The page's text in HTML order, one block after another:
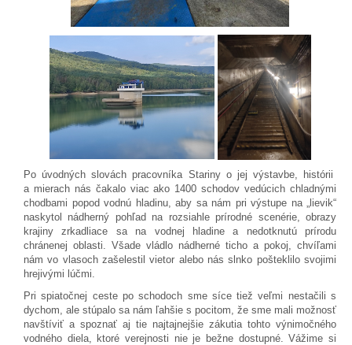
Po úvodných slovách pracovníka Stariny o jej výstavbe, histórii
a mierach nás čakalo viac ako 1400 schodov vedúcich chladnými
chodbami popod vodnú hladinu, aby sa nám pri výstupe na „lievik“
naskytol nádherný pohľad na rozsiahle prírodné scenérie, obrazy
krajiny zrkadliace sa na vodnej hladine a nedotknutú prírodu
chránenej oblasti. Všade vládlo nádherné ticho a pokoj, chvíľami
nám vo vlasoch zašelestil vietor alebo nás slnko pošteklilo svojimi
hrejivými lúčmi.
Pri spiatočnej ceste po schodoch sme síce tiež veľmi nestačili s
dychom, ale stúpalo sa nám ľahšie s pocitom, že sme mali možnosť
navštíviť a spoznať aj tie najtajnejšie zákutia tohto výnimočného
vodného diela, ktoré verejnosti nie je bežne dostupné. Vážime si